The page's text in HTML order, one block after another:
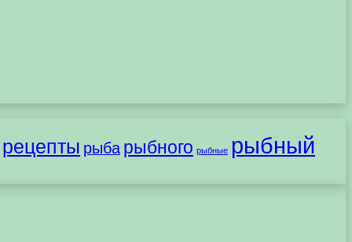
рецепты рыба рыбного рыбные рыбный